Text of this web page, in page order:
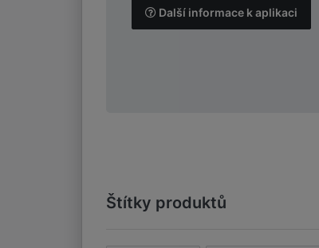
Další informace k aplikaci
Štítky produktů